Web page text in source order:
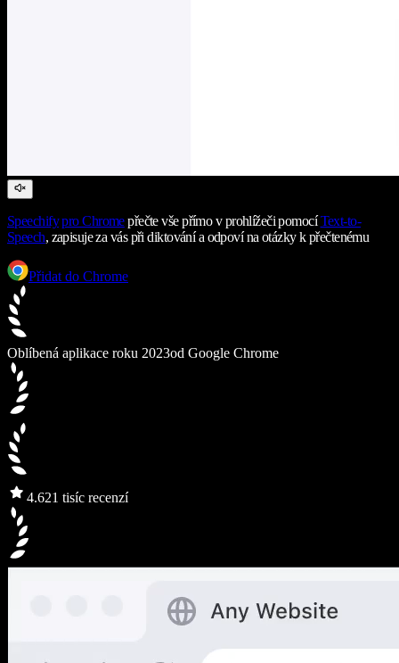
Speechify pro Chromepřečte vše přímo v prohlížeči pomocíText-to-
Speech, zapisuje za vás při diktování a odpoví na otázky k přečtenému
Přidat do Chrome
Oblíbená aplikace roku 2023od Google Chrome
4.621 tisíc recenzí